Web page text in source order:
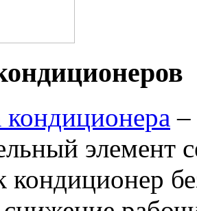
кондиционера –
элемент
кондиционер